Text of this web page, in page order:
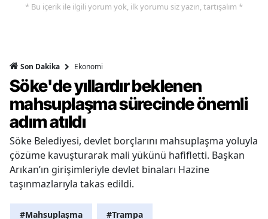
* Bu içerik ile ilgili yorum yok, ilk yorumu siz yazın, tartışalım *
Son Dakika Ekonomi
Söke'de yıllardır beklenen
mahsuplaşma sürecinde önemli
adım atıldı
Söke Belediyesi, devlet borçlarını mahsuplaşma yoluyla
çözüme kavuşturarak mali yükünü hafifletti. Başkan
Arıkan’ın girişimleriyle devlet binaları Hazine
taşınmazlarıyla takas edildi.
#Mahsuplaşma #Trampa